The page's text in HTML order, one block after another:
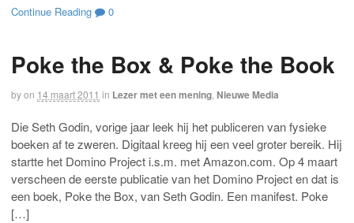
Continue Reading 0
Poke the Box & Poke the Book
byon 14 maart 2011 in Lezer met een mening Nieuwe Media
Die Seth Godin, vorige jaar leek hij het publiceren van fysieke
boeken af te zweren. Digitaal kreeg hij een veel groter bereik. Hij
startte het Domino Project i.s.m. met Amazon.com. Op 4 maart
verscheen de eerste publicatie van het Domino Project en dat is
een boek, Poke the Box, van Seth Godin. Een manifest. Poke
[…]